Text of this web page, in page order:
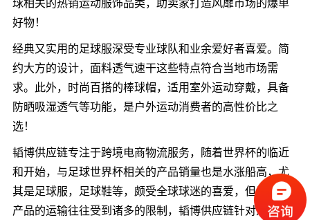
球相关的热销运动服饰品类，助卖家打造风靡市场的爆单
好物！
经典又实用的足球服深受专业球队和业余爱好者喜爱。简
约大方的设计，面料透气速干这些特点符合当地市场需
求。此外，时尚百搭的棒球帽，适用室外运动穿戴，具备
防晒吸湿透气等功能，是户外运动消费者的高性价比之
选！
韬博供应链专注于跨境电商物流服务，随着世界杯的临近
和开始，与足球世界杯相关的产品销量也是水涨船高，尤
其是足球服，足球鞋等，颇受全球球迷的喜爱，但是这类
产品的运输往往受到诸多的限制，韬博供应链针对足球